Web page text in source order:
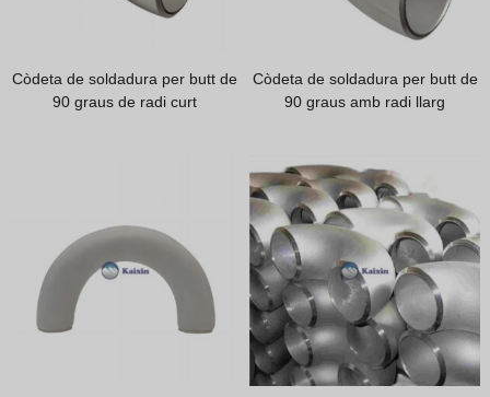
Albanian
Spanish (Peru)
Georgian
Bhojpuri
Moroccan Arabic
Còdeta de soldadura per butt de
90 graus de radi curt
Còdeta de soldadura per butt de
90 graus amb radi llarg